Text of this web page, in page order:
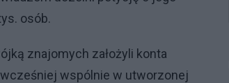
osób.
znajomych założyli konta
wcześniej wspólnie w utworzonej